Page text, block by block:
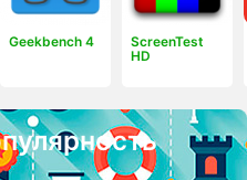
Geekbench 4
ScreenTest
HD